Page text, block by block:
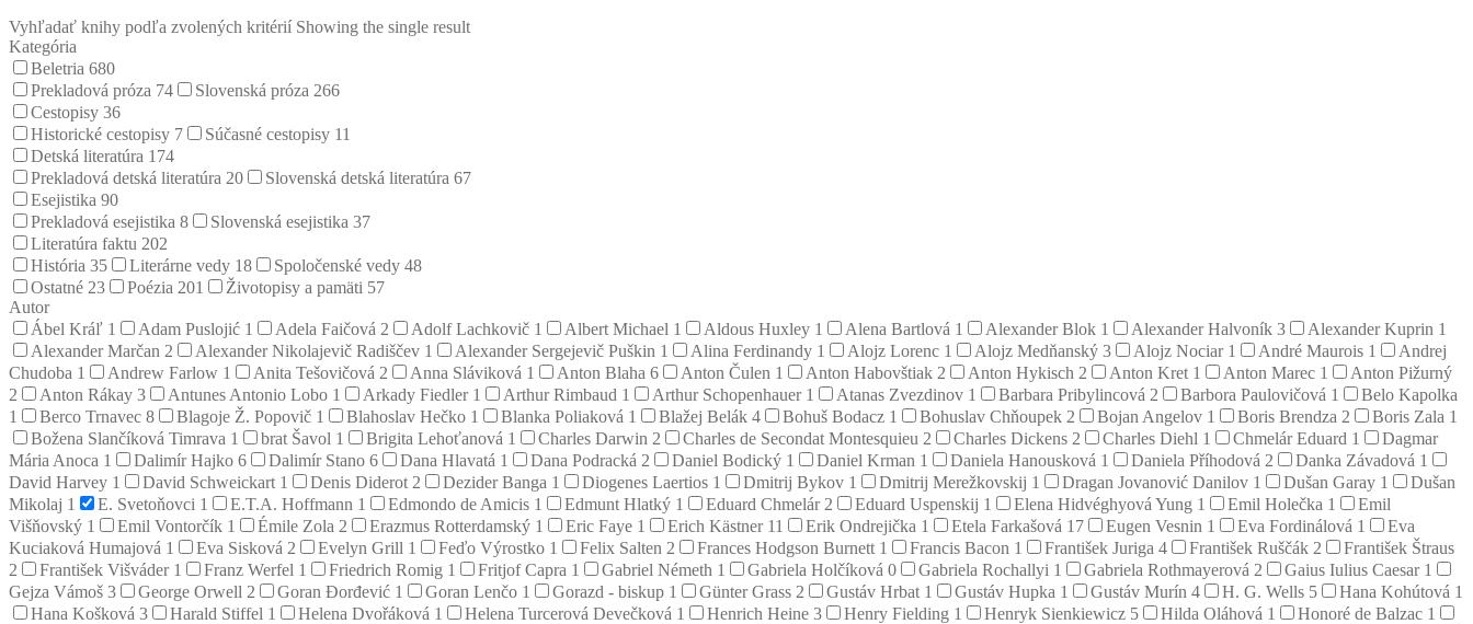
Vyhľadať knihy podľa zvolených kritérií Showing the single result
Kategória
Beletria 680
Prekladová próza 74 Slovenská próza 266
Cestopisy 36
Historické cestopisy 7 Súčasné cestopisy 11
Detská literatúra 174
Prekladová detská literatúra 20 Slovenská detská literatúra 67
Esejistika 90
Prekladová esejistika 8 Slovenská esejistika 37
Literatúra faktu 202
História 35 Literárne vedy 18 Spoločenské vedy 48
Ostatné 23 Poézia 201 Životopisy a pamäti 57
Autor
Ábel Kráľ 1 Adam Puslojić 1 Adela Faičová 2 Adolf Lachkovič 1 Albert Michael 1 Aldous Huxley 1 Alena Bartlová 1 Alexander Blok 1 Alexander Halvoník 3 Alexander Kuprin 1
Alexander Marčan 2 Alexander Nikolajevič Radiščev 1 Alexander Sergejevič Puškin 1 Alina Ferdinandy 1 Alojz Lorenc 1 Alojz Medňanský 3 Alojz Nociar 1 André Maurois 1
Andrej
Chudoba 1 Andrew Farlow 1 Anita Tešovičová 2 Anna Sláviková 1 Anton Blaha 6 Anton Čulen 1 Anton Habovštiak 2 Anton Hykisch 2 Anton Kret 1 Anton Marec 1
Anton Pižurný
2
Anton Rákay 3 Antunes Antonio Lobo 1 Arkady Fiedler 1 Arthur Rimbaud 1 Arthur Schopenhauer 1 Atanas Zvezdinov 1 Barbara Pribylincová 2 Barbora Paulovičová 1
Belo Kapolka
1
Berco Trnavec 8 Blagoje Ž. Popovič 1 Blahoslav Hečko 1 Blanka Poliaková 1 Blažej Belák 4 Bohuš Bodacz 1 Bohuslav Chňoupek 2 Bojan Angelov 1 Boris Brendza 2 Boris Zala 1
Božena Slančíková Timrava 1 brat Šavol 1 Brigita Lehoťanová 1 Charles Darwin 2 Charles de Secondat Montesquieu 2 Charles Dickens 2 Charles Diehl 1 Chmelár Eduard 1
Dagmar
Mária Anoca 1 Dalimír Hajko 6 Dalimír Stano 6 Dana Hlavatá 1 Dana Podracká 2 Daniel Bodický 1 Daniel Krman 1 Daniela Hanousková 1 Daniela Příhodová 2 Danka Závadová 1
David Harvey 1 David Schweickart 1 Denis Diderot 2 Dezider Banga 1 Diogenes Laertios 1 Dmitrij Bykov 1 Dmitrij Merežkovskij 1 Dragan Jovanović Danilov 1 Dušan Garay 1
Dušan
Mikolaj 1 E. Svetoňovci 1 E.T.A. Hoffmann 1 Edmondo de Amicis 1 Edmunt Hlatký 1 Eduard Chmelár 2 Eduard Uspenskij 1 Elena Hidvéghyová Yung 1 Emil Holečka 1
Emil
Višňovský 1 Emil Vontorčík 1 Émile Zola 2 Erazmus Rotterdamský 1 Eric Faye 1 Erich Kästner 11 Erik Ondrejička 1 Etela Farkašová 17 Eugen Vesnin 1 Eva Fordinálová 1
Eva
Kuciaková Humajová 1 Eva Sisková 2 Evelyn Grill 1 Feďo Výrostko 1 Felix Salten 2 Frances Hodgson Burnett 1 Francis Bacon 1 František Juriga 4 František Ruščák 2
František Štraus
2
František Višváder 1 Franz Werfel 1 Friedrich Romig 1 Fritjof Capra 1 Gabriel Németh 1 Gabriela Holčíková 0 Gabriela Rochallyi 1 Gabriela Rothmayerová 2 Gaius Iulius Caesar 1
Gejza Vámoš 3 George Orwell 2 Goran Đorđević 1 Goran Lenčo 1 Gorazd - biskup 1 Günter Grass 2 Gustáv Hrbat 1 Gustáv Hupka 1 Gustáv Murín 4 H. G. Wells 5 Hana Kohútová 1
Hana Košková 3 Harald Stiffel 1 Helena Dvořáková 1 Helena Turcerová Devečková 1 Henrich Heine 3 Henry Fielding 1 Henryk Sienkiewicz 5 Hilda Oláhová 1 Honoré de Balzac 1